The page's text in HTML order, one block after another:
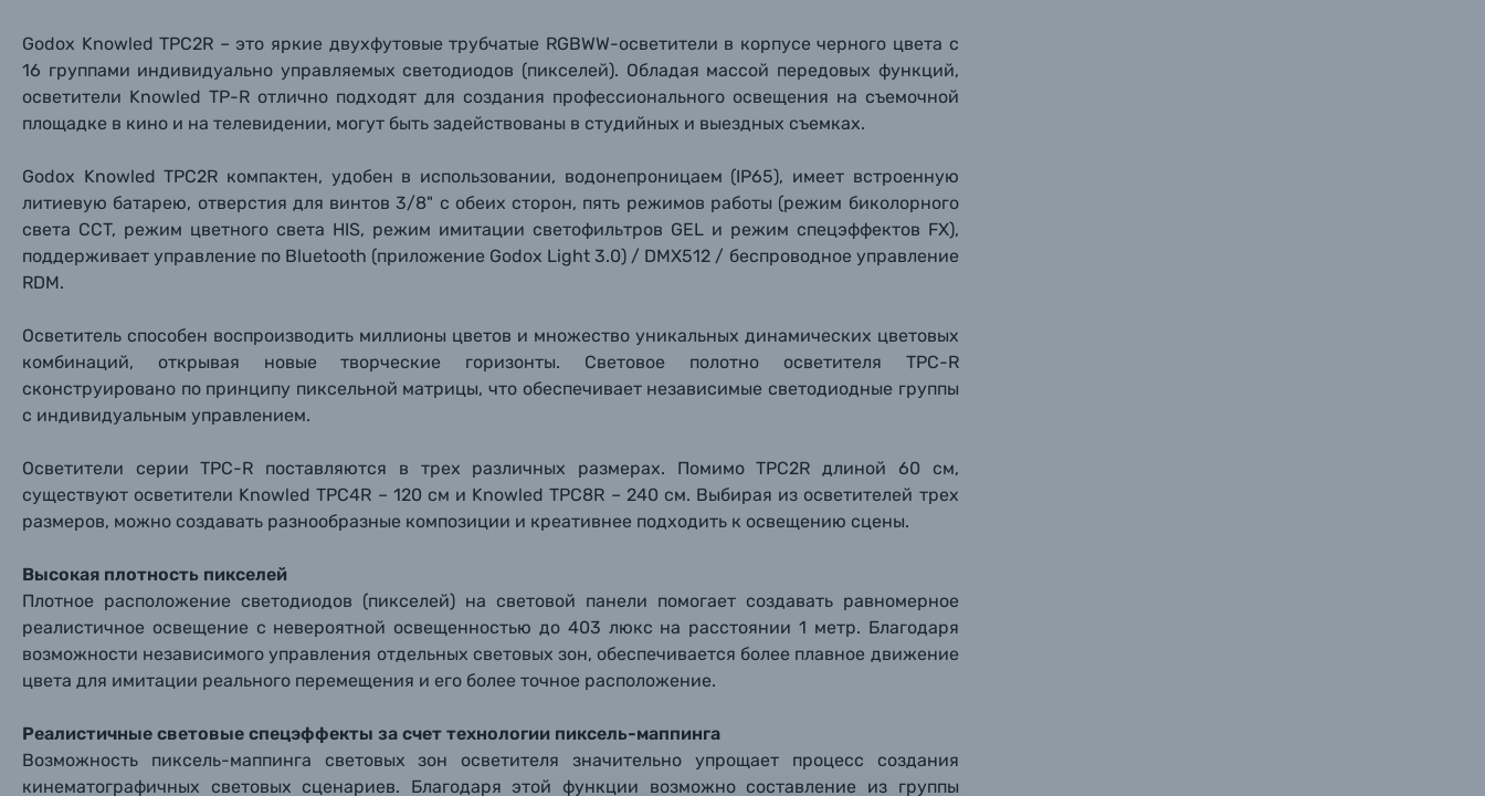
Появились вопросы?
Имя и Фамилия*
Появились вопросы?
Имя и Фамилия*
Каталог товаров
Цифровые фотоаппараты
Пленочные фотоаппараты
Фотокамеры моментальной печати
Объективы для фотоаппаратов
Godox Knowled TPC2R – это яркие двухфутовые трубчатые RGBWW-осветители в корпусе черного цвета c
16 группами индивидуально управляемых светодиодов (пикселей). Обладая массой передовых функций,
осветители Knowled TP-R отлично подходят для создания профессионального освещения на съемочной
площадке в кино и на телевидении, могут быть задействованы в студийных и выездных съемках.
Godox Knowled TPC2R компактен, удобен в использовании, водонепроницаем (IP65), имеет встроенную
литиевую батарею, отверстия для винтов 3/8" с обеих сторон, пять режимов работы (режим биколорного
света CCT, режим цветного света HIS, режим имитации светофильтров GEL и режим спецэффектов FX),
поддерживает управление по Bluetooth (приложение Godox Light 3.0) / DMX512 / беспроводное управление
RDM.
Осветитель способен воспроизводить миллионы цветов и множество уникальных динамических цветовых
комбинаций, открывая новые творческие горизонты. Световое полотно осветителя TPC-R
сконструировано по принципу пиксельной матрицы, что обеспечивает независимые светодиодные группы
с индивидуальным управлением.
Осветители серии TPC-R поставляются в трех различных размерах. Помимо TPC2R длиной 60 см,
существуют осветители Knowled TPC4R – 120 см и Knowled TPC8R – 240 см. Выбирая из осветителей трех
размеров, можно создавать разнообразные композиции и креативнее подходить к освещению сцены.
Высокая плотность пикселей
Плотное расположение светодиодов (пикселей) на световой панели помогает создавать равномерное
реалистичное освещение с невероятной освещенностью до 403 люкс на расстоянии 1 метр. Благодаря
возможности независимого управления отдельных световых зон, обеспечивается более плавное движение
цвета для имитации реального перемещения и его более точное расположение.
Реалистичные световые спецэффекты за счет технологии пиксель-маппинга
Возможность пиксель-маппинга световых зон осветителя значительно упрощает процесс создания
кинематографичных световых сценариев. Благодаря этой функции возможно составление из группы
Появились вопросы?
Имя и Фамилия*